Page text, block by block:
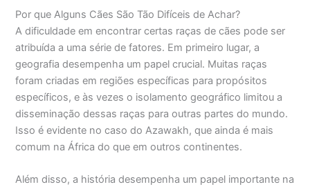
Por que Alguns Cães São Tão Difíceis de Achar?
A dificuldade em encontrar certas raças de cães pode ser
atribuída a uma série de fatores. Em primeiro lugar, a
geografia desempenha um papel crucial. Muitas raças
foram criadas em regiões específicas para propósitos
específicos, e às vezes o isolamento geográfico limitou a
disseminação dessas raças para outras partes do mundo.
Isso é evidente no caso do Azawakh, que ainda é mais
comum na África do que em outros continentes.
Além disso, a história desempenha um papel importante na